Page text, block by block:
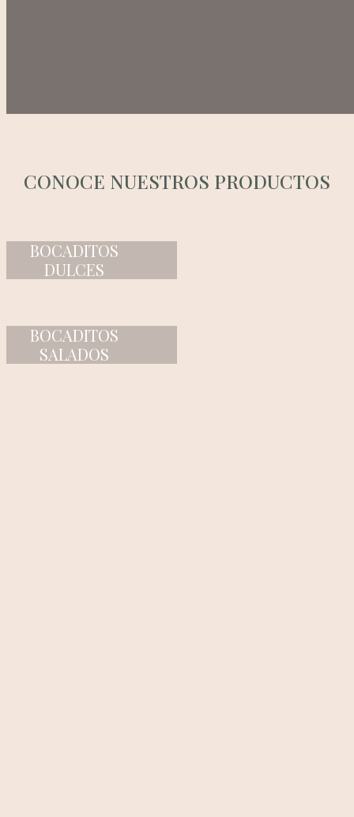
CONOCE NUESTROS PRODUCTOS
BOCADITOS
DULCES
BOCADITOS
SALADOS